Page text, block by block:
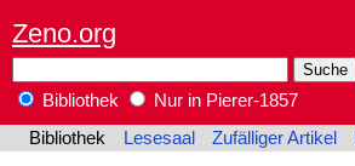
Zeno.org
Bibliothek
Nur in Pierer-1857
Bibliothek
Lesesaal Zufälliger Artikel